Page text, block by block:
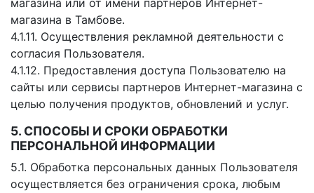
магазина или от имени партнеров Интернет-
магазина в Тамбове.
4.1.11. Осуществления рекламной деятельности с
согласия Пользователя.
4.1.12. Предоставления доступа Пользователю на
сайты или сервисы партнеров Интернет-магазина с
целью получения продуктов, обновлений и услуг.
5. СПОСОБЫ И СРОКИ ОБРАБОТКИ
ПЕРСОНАЛЬНОЙ ИНФОРМАЦИИ
5.1. Обработка персональных данных Пользователя
осуществляется без ограничения срока, любым